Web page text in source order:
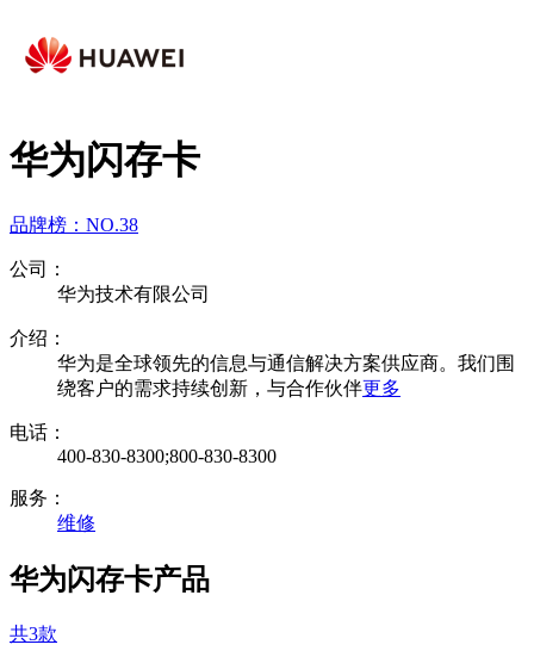
华为闪存卡
品牌榜： NO.38
公司：
华为技术有限公司
介绍：
华为是全球领先的信息与通信解决方案供应商。我们围
绕客户的需求持续创新，与合作伙伴更多
电话：
400-830-8300;800-830-8300
服务：
维修
华为闪存卡产品
共3款